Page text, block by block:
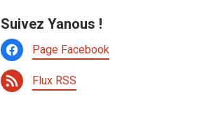
Suivez Yanous !
Page Facebook
Flux RSS